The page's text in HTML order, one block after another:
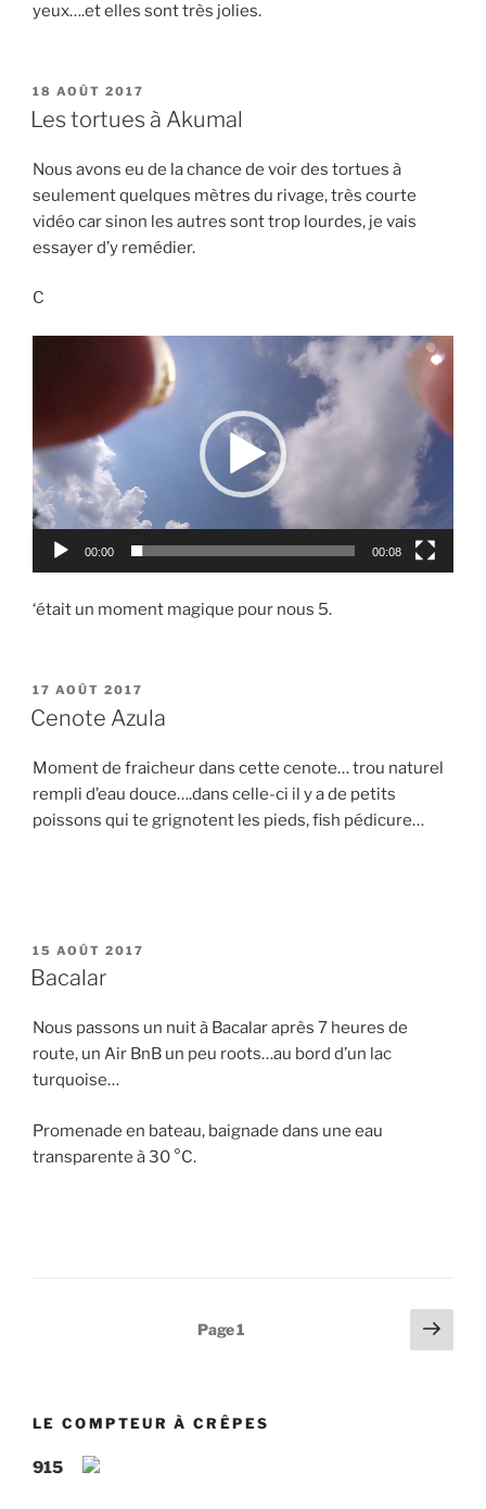
yeux….et elles sont très jolies.
PUBLIÉ
LE
18 AOÛT 2017
Les tortues à Akumal
Nous avons eu de la chance de voir des tortues à
seulement quelques mètres du rivage, très courte
vidéo car sinon les autres sont trop lourdes, je vais
essayer d’y remédier.
C
00:00 00:08
‘était un moment magique pour nous 5.
PUBLIÉ
LE
17 AOÛT 2017
Cenote Azula
Moment de fraicheur dans cette cenote… trou naturel
rempli d’eau douce….dans celle-ci il y a de petits
poissons qui te grignotent les pieds, fish pédicure…
PUBLIÉ
LE
15 AOÛT 2017
Bacalar
Nous passons un nuit à Bacalar après 7 heures de
route, un Air BnB un peu roots…au bord d’un lac
turquoise…
Promenade en bateau, baignade dans une eau
transparente à 30 °C.
Page1
Page
LE COMPTEUR À CRÊPES
915